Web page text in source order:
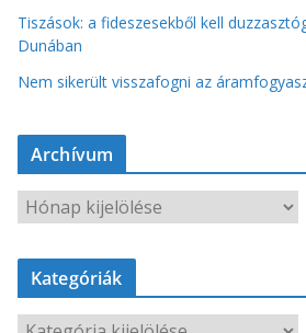
Tiszások: a fideszesekből kell
Dunában
Nem sikerült visszafogni az
Archívum
r
c
í
Kategóriák